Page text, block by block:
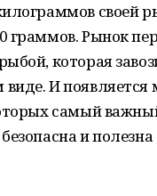
своей
граммов. Рынок
которая
И появляется
самый
и